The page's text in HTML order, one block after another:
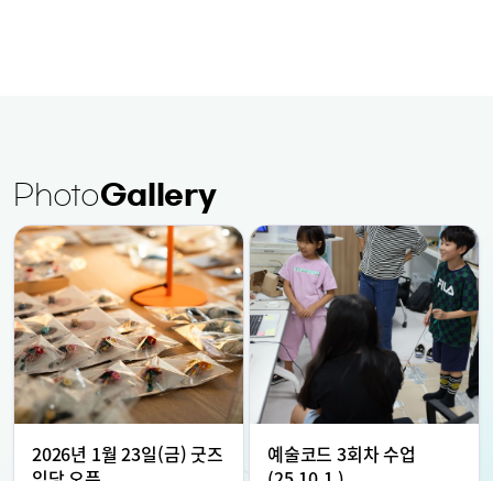
PhotoGallery
2026년 1월 23일(금) 굿즈
예술코드 3회차 수업